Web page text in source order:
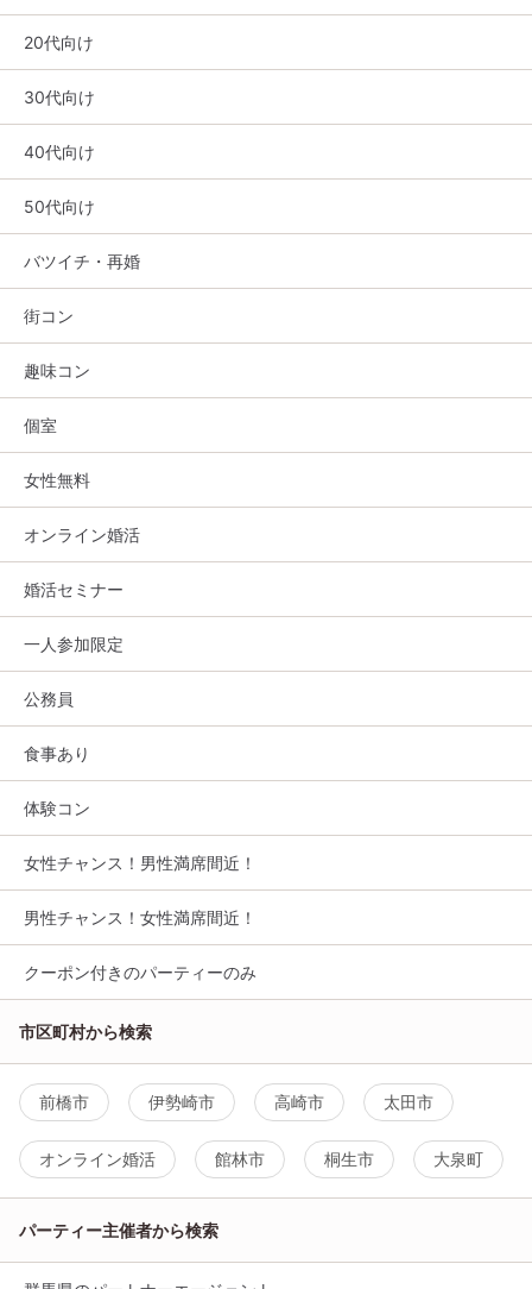
20代向け
30代向け
40代向け
50代向け
バツイチ・再婚
街コン
趣味コン
個室
女性無料
オンライン婚活
婚活セミナー
一人参加限定
公務員
食事あり
体験コン
女性チャンス！男性満席間近！
男性チャンス！女性満席間近！
クーポン付きのパーティーのみ
市区町村から検索
前橋市 伊勢崎市 高崎市 太田市
オンライン婚活 館林市 桐生市 大泉町
パーティー主催者から検索